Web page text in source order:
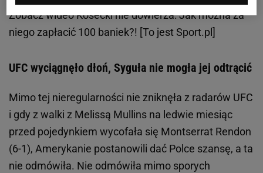
Zobacz wideoKosecki nie dowierza: Jak można za
niego zapłacić 100 baniek?! [To jest Sport.pl]
UFC wyciągnęło dłoń, Syguła nie mogła jej odtrącić
Mimo tej nieregularności nie zniknęła z radarów UFC
i gdy z walki z Melissą Mullins na ledwie miesiąc
przed pojedynkiem wycofała się Montserrat Rendon
(6-1), Amerykanie postanowili dać Polce szansę, a ta
nie odmówiła. Nie odmówiła mimo sporych